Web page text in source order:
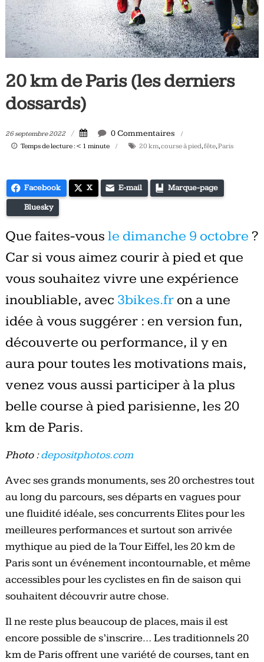
Tous
les
jours,
votre
vélo
et
triathlon
20 km de Paris (les derniers
dossards)
26 septembre 2022 0 Commentaires
Temps de lecture : < 1 minute 20 km,course à pied,fête,Paris
Facebook X E-mail Marque-page
Bluesky
Que faites-vous le dimanche 9 octobre ?
Car si vous aimez courir à pied et que
vous souhaitez vivre une expérience
inoubliable, avec 3bikes.fron a une
idée à vous suggérer : en version fun,
découverte ou performance, il y en
aura pour toutes les motivations mais,
venez vous aussi participer à la plus
belle course à pied parisienne, les 20
km de Paris.
Photo :depositphotos.com
Avec ses grands monuments, ses 20 orchestres tout
au long du parcours, ses départs en vagues pour
une fluidité idéale, ses concurrents Elites pour les
meilleures performances et surtout son arrivée
mythique au pied de la Tour Eiffel, les 20 km de
Paris sont un événement incontournable, et même
accessibles pour les cyclistes en fin de saison qui
souhaitent découvrir autre chose.
Il ne reste plus beaucoup de places, mais il est
encore possible de s’inscrire… Les traditionnels 20
km de Paris offrent une variété de courses, tant en